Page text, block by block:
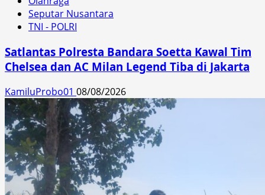
Seputar Nusantara
TNI - POLRI
Satlantas Polresta Bandara Soetta Kawal Tim
Chelsea dan AC Milan Legend Tiba di Jakarta
KamiluProbo01 08/08/2026